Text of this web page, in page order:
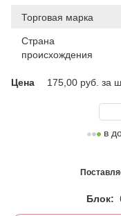
Торговая марка
Страна
происхождения
Цена 175,00 руб. за
в
Блок: